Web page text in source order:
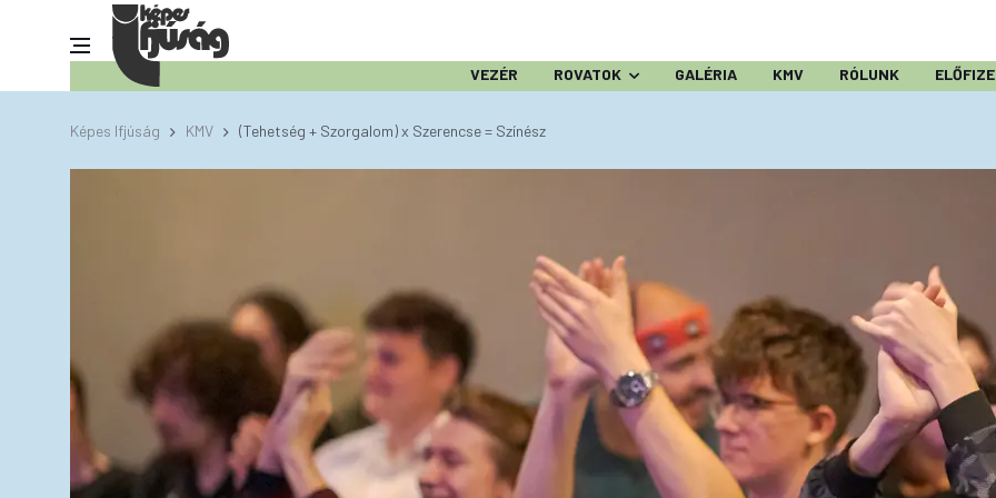
VEZÉR ROVATOK GALÉRIA KMV RÓLUNK
Képes Ifjúság KMV (Tehetség + Szorgalom) x Szerencse = Színész